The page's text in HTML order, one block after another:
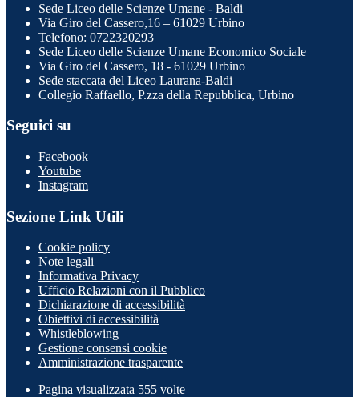
Sede Liceo delle Scienze Umane - Baldi
Via Giro del Cassero,16 – 61029 Urbino
Telefono: 0722320293
Sede Liceo delle Scienze Umane Economico Sociale
Via Giro del Cassero, 18 - 61029 Urbino
Sede staccata del Liceo Laurana-Baldi
Collegio Raffaello, P.zza della Repubblica, Urbino
Seguici su
Facebook
Youtube
Instagram
Sezione Link Utili
Cookie policy
Note legali
Informativa Privacy
Ufficio Relazioni con il Pubblico
Dichiarazione di accessibilità
Obiettivi di accessibilità
Whistleblowing
Gestione consensi cookie
Amministrazione trasparente
Pagina visualizzata 555 volte